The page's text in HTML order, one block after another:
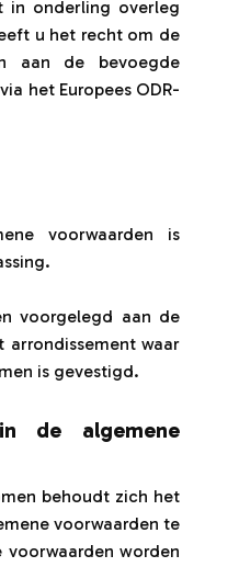
in onderling overleg
u het recht om de
aan de bevoegde
het Europees ODR-
voorwaarden is
voorgelegd aan de
waar
is gevestigd.
de algemene
behoudt zich het
voorwaarden te
worden